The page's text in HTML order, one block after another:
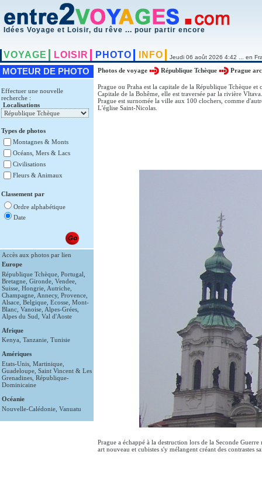
Idées Voyage et Loisir, du rêve ... pour partir encore
VOYAGE LOISIR PHOTO INFO Jeudi 06 août 2026 4:42 ... en
MOTEUR DE PHOTO
Effectuer une nouvelle
recherche :
Localisations
Types de photos
Montagnes & Monts
Océans, Mers & Lacs
Civilisations
Fleurs & Animaux
Classement par
Ordre alphabétique
Date
Accès aux photos par lien
Europe
République Tchèque Portugal
Bretagne Gironde Vendee
Suisse Hongrie Autriche
Champagne Annecy, Provence
Alsace Belgique Ecosse Mont-
Blanc Vanoise Alpes-Grées
Alpes du Sud Val d'Aoste
Afrique
Kenya Tanzanie Tunisie
Amériques
Etats-Unis Martinique
Guadeloupe Saint Vincent & Les
Grenadines République-
Dominicaine
Océanie
Nouvelle-Calédonie Vanuatu
Photos de voyage République Tchèque Prague
Prague ou Praha est la capitale de la République Tchèque
Capitale de la Bohême, elle est traversée par la rivière Vltava.
Prague est surnomée la ville aux 100 clochers, comme
L'église Saint-Nicolas.
Prague a échappé à la destruction lors de la Seconde
art nouveau et cubistes s'y mélangent créant des contrastes